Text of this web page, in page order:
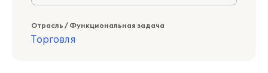
Отрасль / Функциональная задача
Торговля